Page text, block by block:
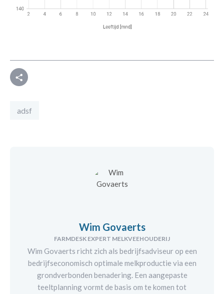
Deel
adsf
Wim Govaerts
FARMDESK EXPERT MELKVEEHOUDERIJ
Wim Govaerts richt zich als bedrijfsadviseur op een
bedrijfseconomisch optimale melkproductie via een
grondverbonden benadering. Een aangepaste
teeltplanning vormt de basis om te komen tot